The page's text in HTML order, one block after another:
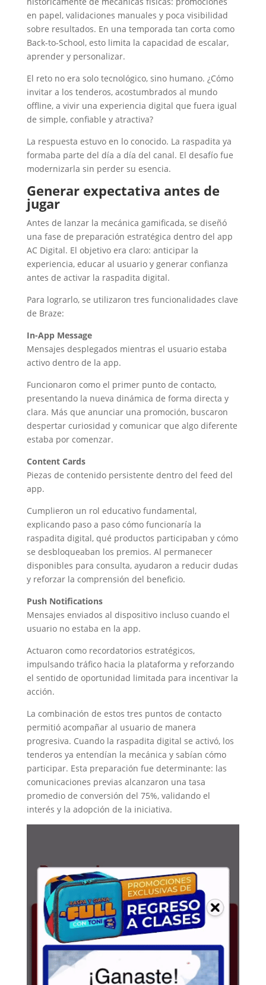
en papel, validaciones manuales y poca visibilidad
sobre resultados. En una temporada tan corta como
Back-to-School, esto limita la capacidad de escalar,
aprender y personalizar.
El reto no era solo tecnológico, sino humano. ¿Cómo
invitar a los tenderos, acostumbrados al mundo
offline, a vivir una experiencia digital que fuera igual
de simple, confiable y atractiva?
La respuesta estuvo en lo conocido. La raspadita ya
formaba parte del día a día del canal. El desafío fue
modernizarla sin perder su esencia.
Generar expectativa antes de
jugar
Antes de lanzar la mecánica gamificada, se diseñó
una fase de preparación estratégica dentro del app
AC Digital. El objetivo era claro: anticipar la
experiencia, educar al usuario y generar confianza
antes de activar la raspadita digital.
Para lograrlo, se utilizaron tres funcionalidades clave
de Braze:
In-App Message
Mensajes desplegados mientras el usuario estaba
activo dentro de la app.
Funcionaron como el primer punto de contacto,
presentando la nueva dinámica de forma directa y
clara. Más que anunciar una promoción, buscaron
despertar curiosidad y comunicar que algo diferente
estaba por comenzar.
Content Cards
Piezas de contenido persistente dentro del feed del
app.
Cumplieron un rol educativo fundamental,
explicando paso a paso cómo funcionaría la
raspadita digital, qué productos participaban y cómo
se desbloqueaban los premios. Al permanecer
disponibles para consulta, ayudaron a reducir dudas
y reforzar la comprensión del beneficio.
Push Notifications
Mensajes enviados al dispositivo incluso cuando el
usuario no estaba en la app.
Actuaron como recordatorios estratégicos,
impulsando tráfico hacia la plataforma y reforzando
el sentido de oportunidad limitada para incentivar la
acción.
La combinación de estos tres puntos de contacto
permitió acompañar al usuario de manera
progresiva. Cuando la raspadita digital se activó, los
tenderos ya entendían la mecánica y sabían cómo
participar. Esta preparación fue determinante: las
comunicaciones previas alcanzaron una tasa
promedio de conversión del 75%, validando el
interés y la adopción de la iniciativa.